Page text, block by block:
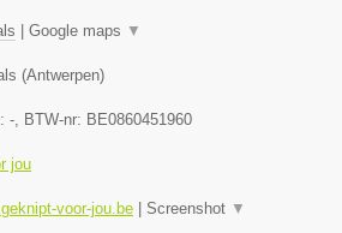
| Google maps ▼
(Antwerpen)
- , BTW-nr: BE0860451960
jou
voor-jou.be | Screenshot ▼